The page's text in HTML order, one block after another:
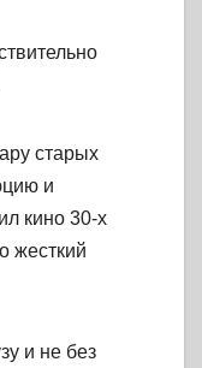
старых
и
кино 30-х
жесткий
и не без